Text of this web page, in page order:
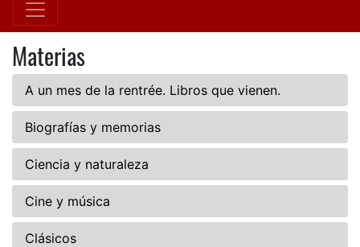
Materias
A un mes de la rentrée. Libros que vienen.
Biografías y memorias
Ciencia y naturaleza
Cine y música
Clásicos